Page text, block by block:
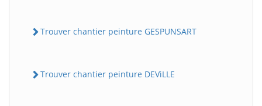
Trouver chantier peinture GESPUNSART
Trouver chantier peinture DEViLLE